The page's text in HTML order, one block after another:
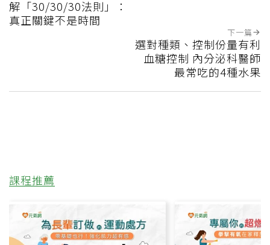
解「30/30/30法則」：
真正關鍵不是時間
下一篇
選對種類、控制份量有利
血糖控制 內分泌科醫師
最常吃的4種水果
課程推薦